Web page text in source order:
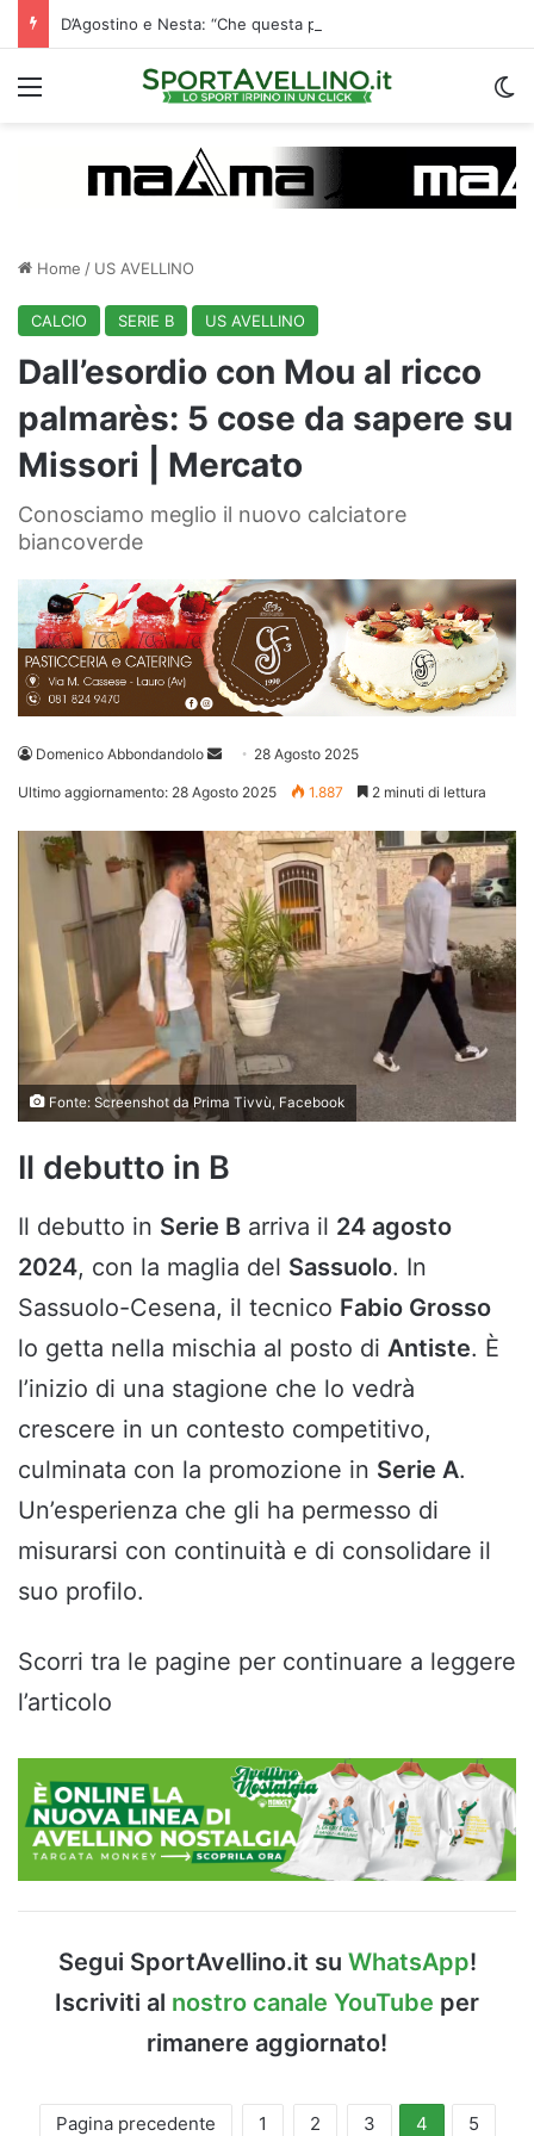
Menu
Home / US AVELLINO
CALCIO SERIE B US AVELLINO
Dall’esordio con Mou al ricco
palmarès: 5 cose da sapere su
Missori | Mercato
Conosciamo meglio il nuovo calciatore
biancoverde
Domenico Abbondandolo
Invia 28 Agosto 2025
Ultimo aggiornamento: 28 Agosto 2025 1.887 2 minuti di lettura
Fonte: Screenshot da Prima Tivvù, Facebook
Il debutto in B
Il debutto in Serie B arriva il 24 agosto
2024, con la maglia del Sassuolo. In
Sassuolo-Cesena, il tecnico Fabio Grosso
lo getta nella mischia al posto di Antiste. È
l’inizio di una stagione che lo vedrà
crescere in un contesto competitivo,
culminata con la promozione in Serie A.
Un’esperienza che gli ha permesso di
misurarsi con continuità e di consolidare il
suo profilo.
Scorri tra le pagine per continuare a leggere
l’articolo
Segui SportAvellino.it su WhatsApp!
Iscriviti al nostro canale YouTube per
rimanere aggiornato!
Pagina precedente 1 2 3 4 5